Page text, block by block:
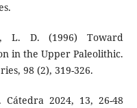
L. D. (1996) Toward
in the Upper Paleolithic.
98 (2), 319-326.
2024, 13, 26-48